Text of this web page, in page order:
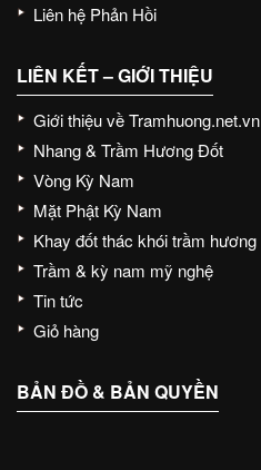
Liên hệ Phản Hồi
LIÊN KẾT – GIỚI THIỆU
Giới thiệu về Tramhuong.net.vn
Nhang & Trầm Hương Đốt
Vòng Kỳ Nam
Mặt Phật Kỳ Nam
Khay đốt thác khói trầm hương
Trầm & kỳ nam mỹ nghệ
Tin tức
Giỏ hàng
BẢN ĐỒ & BẢN QUYỀN